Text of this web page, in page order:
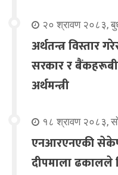
२० श्रावण २०८३,
अर्थतन्त्र विस्तार
सरकार र
अर्थमन्त्री
१८ श्रावण २०८३,
एनआरएनएकी
दीपमाला ढकालले